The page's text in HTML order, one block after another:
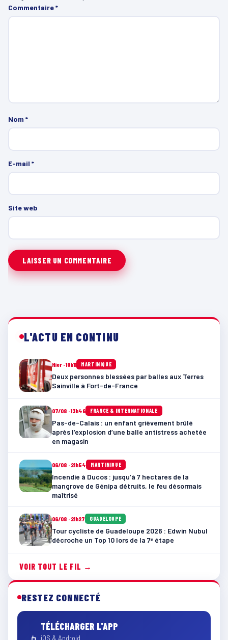
Commentaire*
Nom *
E-mail *
Site web
L'ACTU EN CONTINU
Hier · 10h11 MARTINIQUE
Deux personnes blessées par balles aux Terres
Sainville à Fort-de-France
07/08 · 13h46 FRANCE & INTERNATIONALE
Pas-de-Calais : un enfant grièvement brûlé
après l’explosion d’une balle antistress achetée
en magasin
06/08 · 21h54 MARTINIQUE
Incendie à Ducos : jusqu’à 7 hectares de la
mangrove de Génipa détruits, le feu désormais
maîtrisé
06/08 · 21h27 GUADELOUPE
Tour cycliste de Guadeloupe 2026 : Edwin Nubul
décroche un Top 10 lors de la 7ᵉ étape
VOIR TOUT LE FIL →
RESTEZ CONNECTÉ
TÉLÉCHARGER L'APP
iOS & Android